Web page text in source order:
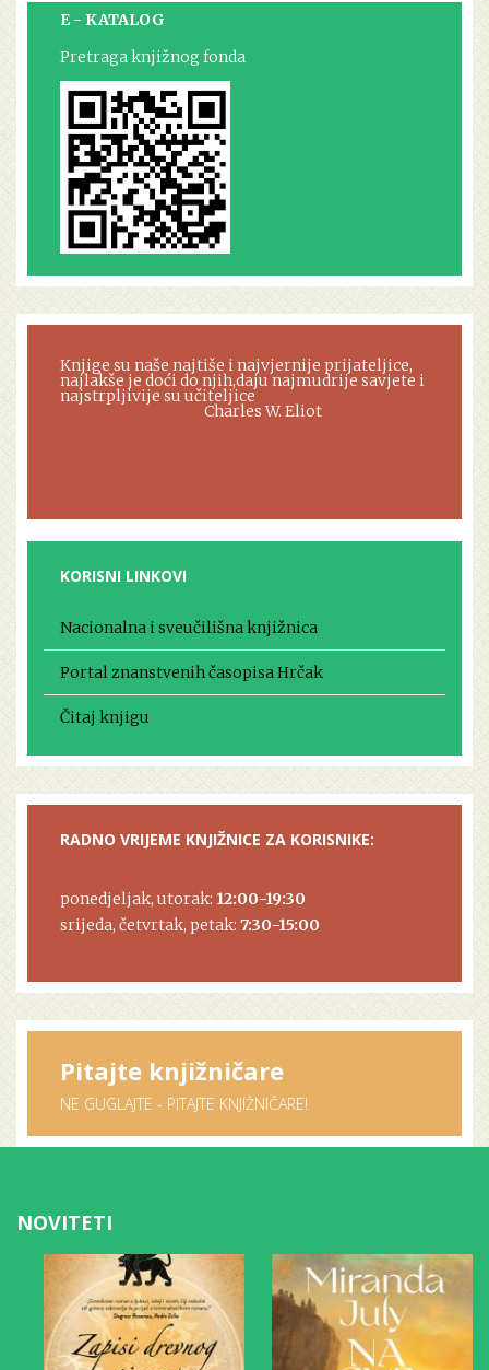
E - KATALOG
Pretraga knjižnog fonda
Knjige su naše najtiše i najvjernije prijateljice,
najlakše je doći do njih,daju najmudrije savjete i
najstrpljivije su učiteljice
Charles W. Eliot
KORISNI LINKOVI
Nacionalna i sveučilišna knjižnica
Portal znanstvenih časopisa Hrčak
Čitaj knjigu
RADNO VRIJEME KNJIŽNICE ZA KORISNIKE:
ponedjeljak, utorak: 12:00-19:30
srijeda, četvrtak, petak: 7:30-15:00
Pitajte knjižničare
NE GUGLAJTE - PITAJTE KNJIŽNIČARE!
NOVITETI